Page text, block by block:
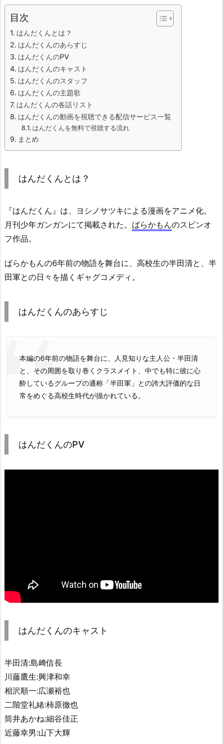
目次
はんだくんとは？
はんだくんのあらすじ
はんだくんのPV
はんだくんのキャスト
はんだくんのスタッフ
はんだくんの主題歌
はんだくんの各話リスト
はんだくんの動画を視聴できる配信サービス一覧
はんだくんを無料で視聴する流れ
まとめ
はんだくんとは？
『はんだくん』は、ヨシノサツキによる漫画をアニメ化。
月刊少年ガンガンにて掲載された。 ばらかもんのスピンオ
フ作品。
ばらかもんの6年前の物語を舞台に、高校生の半田清と、半
田軍との日々を描くギャグコメディ。
はんだくんのあらすじ
本編の6年前の物語を舞台に、人見知りな主人公・半田清
と、その周囲を取り巻くクラスメイト、中でも特に彼に心
酔しているグループの通称「半田軍」との誇大評価的な日
常をめぐる高校生時代が描かれている。
はんだくんのPV
はんだくんのキャスト
半田清:島﨑信長
川藤鷹生:興津和幸
相沢順一:広瀬裕也
二階堂礼緒:柿原徹也
筒井あかね:細谷佳正
近藤幸男:山下大輝